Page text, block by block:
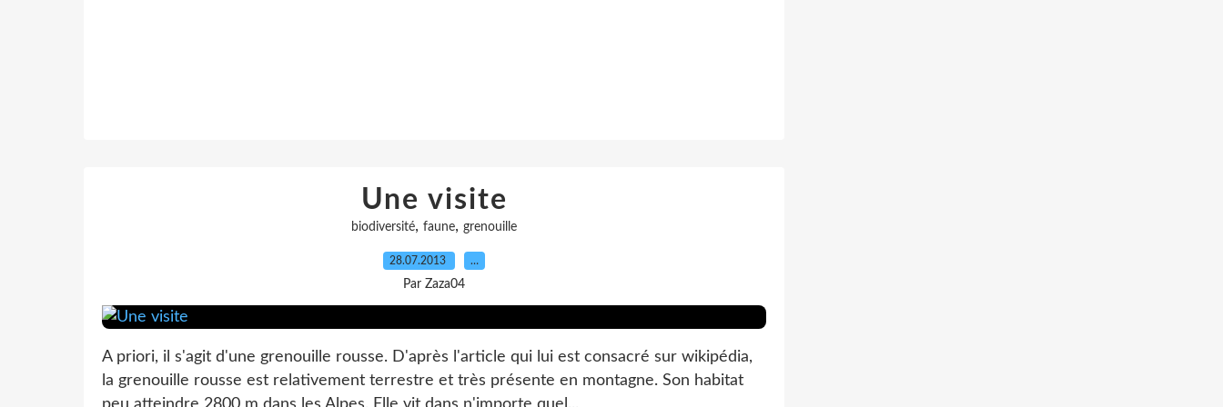
Une visite
biodiversité, faune, grenouille
28.07.2013 …
Par Zaza04
A priori, il s'agit d'une grenouille rousse. D'après l'article qui lui est consacré sur wikipédia,
la grenouille rousse est relativement terrestre et très présente en montagne. Son habitat